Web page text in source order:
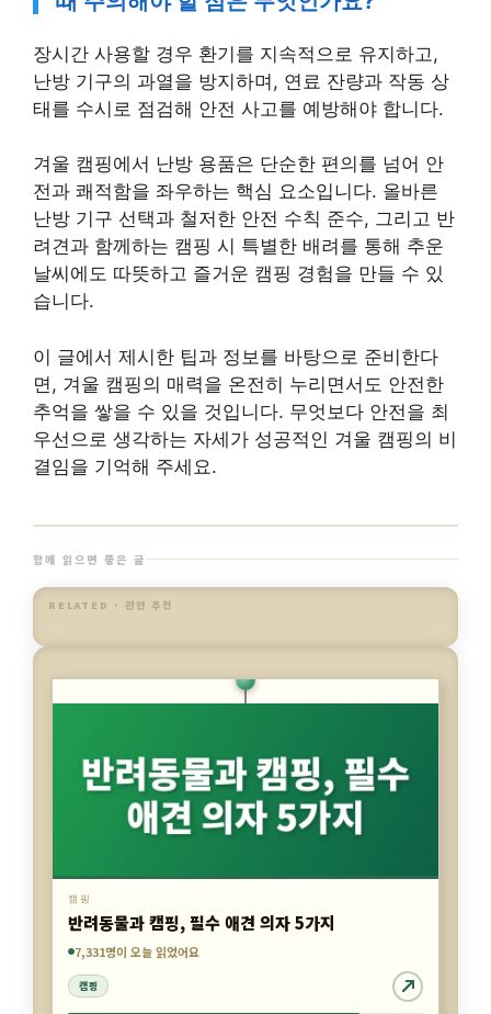
난방 기구의 과열을 방지하며, 연료 잔량과 작동 상
태를 수시로 점검해 안전 사고를 예방해야 합니다.
전과 쾌적함을 좌우하는 핵심 요소입니다. 올바른
난방 기구 선택과 철저한 안전 수칙 준수, 그리고 반
려견과 함께하는 캠핑 시 특별한 배려를 통해 추운
날씨에도 따뜻하고 즐거운 캠핑 경험을 만들 수 있
습니다.
면, 겨울 캠핑의 매력을 온전히 누리면서도 안전한
추억을 쌓을 수 있을 것입니다. 무엇보다 안전을 최
우선으로 생각하는 자세가 성공적인 겨울 캠핑의 비
결임을 기억해 주세요.
RELATED · 관련 추천
3,335명이 오늘 읽었어요
캠핑
반려동물과 캠핑, 필수 애견 의자 5가지
7,331명이 오늘 읽었어요
923명이 오늘 읽었어요
이전